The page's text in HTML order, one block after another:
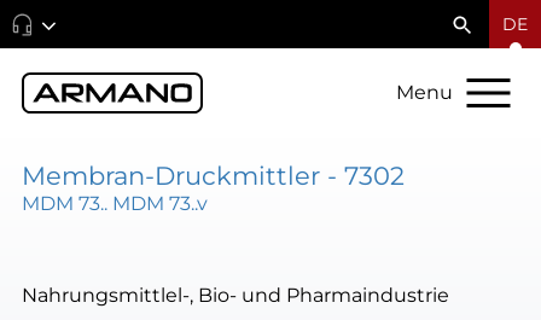
DE
Menu
Membran-Druckmittler - 7302
MDM 73.. MDM 73..v
Nahrungsmittlel-, Bio- und Pharmaindustrie